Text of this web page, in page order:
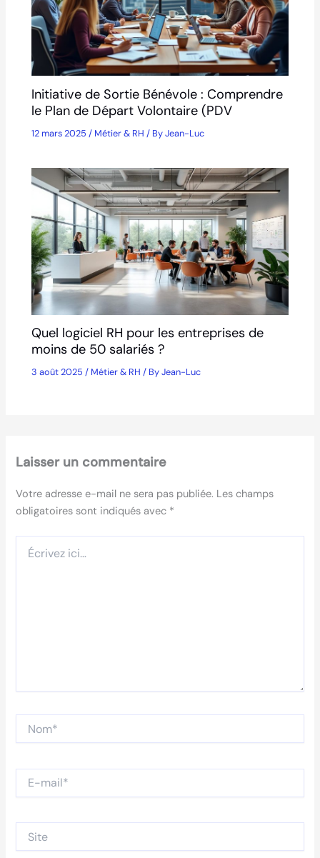
Initiative de Sortie Bénévole : Comprendre
le Plan de Départ Volontaire (PDV
12 mars 2025/ Métier & RH / ByJean-Luc
Quel logiciel RH pour les entreprises de
moins de 50 salariés ?
3 août 2025/ Métier & RH / ByJean-Luc
Laisser un commentaire
Votre adresse e-mail ne sera pas publiée. Les champs
obligatoires sont indiqués avec *
ici…
mail*